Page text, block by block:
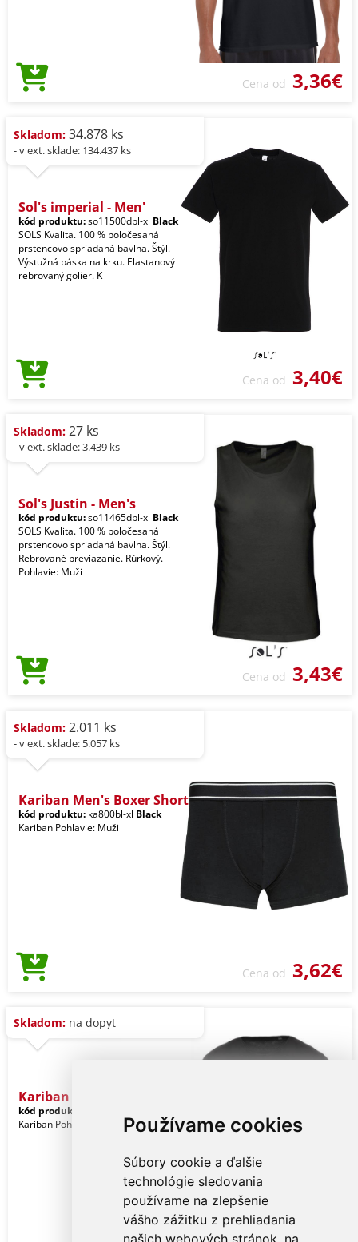
Používame cookies
Súbory cookie a ďalšie
technológie sledovania
používame na zlepšenie
vášho zážitku z prehliadania
našich webových stránok, na
Cena od 3,36€
Skladom: 34.878 ks
- v ext. sklade: 134.437 ks
Sol's imperial - Men'
kód produktu:so11500dbl-xl Black
SOLS Kvalita. 100 % poločesaná
prstencovo spriadaná bavlna. Štýl.
Výstužná páska na krku. Elastanový
rebrovaný golier. K
Cena od 3,40€
Skladom: 27 ks
- v ext. sklade: 3.439 ks
Sol's Justin - Men's
kód produktu:so11465dbl-xl Black
SOLS Kvalita. 100 % poločesaná
prstencovo spriadaná bavlna. Štýl.
Rebrované previazanie. Rúrkový.
Pohlavie: Muži
Cena od 3,43€
Skladom: 2.011 ks
- v ext. sklade: 5.057 ks
Kariban Men's Boxer Short
kód produktu: ka800bl-xl Black
Kariban Pohlavie: Muži
Cena od 3,62€
Skladom: na dopyt
Kariban Men's Short-sleev
kód produktu:
Kariban Pohlavie: Muži